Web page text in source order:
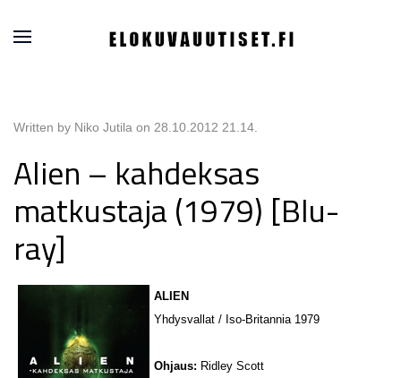
Written by Niko Jutila on 28.10.2012 21.14
Alien – kahdeksas
matkustaja (1979) [Blu-
ray]
ALIEN
Yhdysvallat / Iso-Britannia 1979
Ohjaus: Ridley Scott